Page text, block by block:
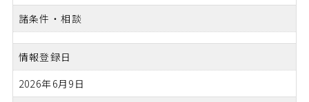
諸条件・相談
情報登録日
2026年6月9日